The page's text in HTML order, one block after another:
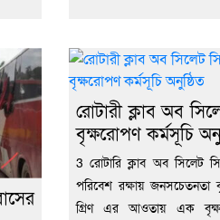
রোটারী ক্লাব অব
বৃক্ষরোপণ কর্মসূচি
3 রোটারি ক্লাব অব সিলেট
পরিবেশ রক্ষায় জনসচেতনতা
গ্রিণ এর আওতায় এক